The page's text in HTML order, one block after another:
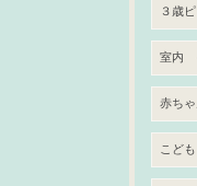
３歳
室内
赤ち
こど